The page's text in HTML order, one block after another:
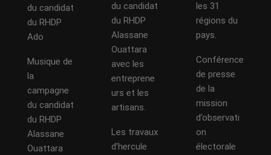
du candidat
du RHDP
Ado
Musique de
la
campagne
du candidat
du RHDP
Alassane
Ouattara
du candidat
du RHDP
Alassane
Ouattara
avec les
entreprene
urs et les
artisans.
Les travaux
d’hercule
les 31
régions du
pays.
Conférence
de presse
de la
mission
d’observati
on
électorale